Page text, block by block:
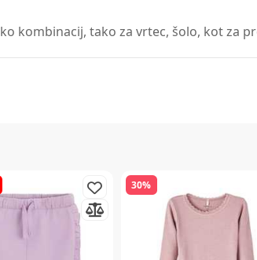
kombinacij, tako za vrtec, šolo, kot za
30%